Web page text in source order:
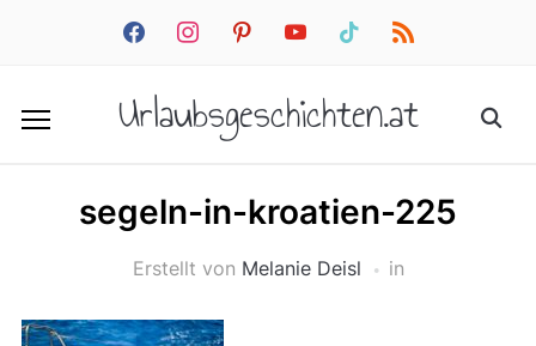
facebookinstagrampinterestyoutube tiktok rss
Urlaubsgeschichten.at
segeln-in-kroatien-225
Erstellt von Melanie Deisl in